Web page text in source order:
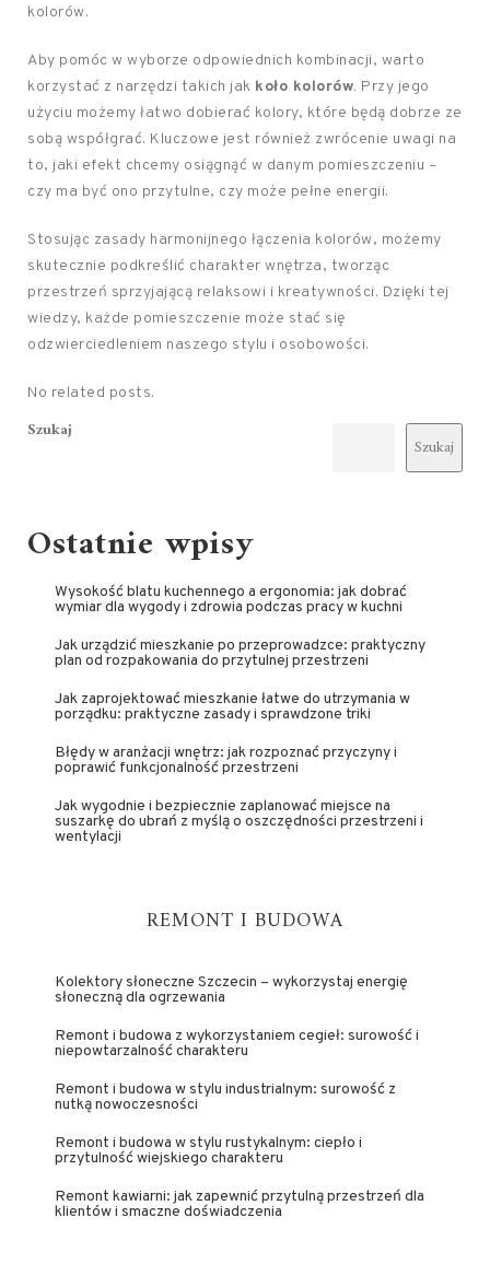
kolorów.
Aby pomóc w wyborze odpowiednich kombinacji, warto
korzystać z narzędzi takich jak koło kolorów. Przy jego
użyciu możemy łatwo dobierać kolory, które będą dobrze ze
sobą współgrać. Kluczowe jest również zwrócenie uwagi na
to, jaki efekt chcemy osiągnąć w danym pomieszczeniu –
czy ma być ono przytulne, czy może pełne energii.
Stosując zasady harmonijnego łączenia kolorów, możemy
skutecznie podkreślić charakter wnętrza, tworząc
przestrzeń sprzyjającą relaksowi i kreatywności. Dzięki tej
wiedzy, każde pomieszczenie może stać się
odzwierciedleniem naszego stylu i osobowości.
No related posts.
Szukaj
Szukaj
Ostatnie wpisy
Wysokość blatu kuchennego a ergonomia: jak dobrać
wymiar dla wygody i zdrowia podczas pracy w kuchni
Jak urządzić mieszkanie po przeprowadzce: praktyczny
plan od rozpakowania do przytulnej przestrzeni
Jak zaprojektować mieszkanie łatwe do utrzymania w
porządku: praktyczne zasady i sprawdzone triki
Błędy w aranżacji wnętrz: jak rozpoznać przyczyny i
poprawić funkcjonalność przestrzeni
Jak wygodnie i bezpiecznie zaplanować miejsce na
suszarkę do ubrań z myślą o oszczędności przestrzeni i
wentylacji
REMONT I BUDOWA
Kolektory słoneczne Szczecin – wykorzystaj energię
słoneczną dla ogrzewania
Remont i budowa z wykorzystaniem cegieł: surowość i
niepowtarzalność charakteru
Remont i budowa w stylu industrialnym: surowość z
nutką nowoczesności
Remont i budowa w stylu rustykalnym: ciepło i
przytulność wiejskiego charakteru
Remont kawiarni: jak zapewnić przytulną przestrzeń dla
klientów i smaczne doświadczenia